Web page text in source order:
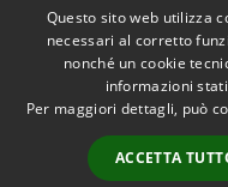
Accessibilità
Questo sito web utilizza
necessari al corretto
nonché un cookie
informazioni
Per maggiori dettagli, può
ACCETTA